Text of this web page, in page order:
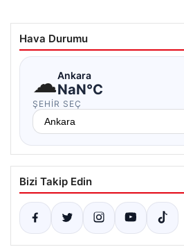
Hava Durumu
☁Ankara
NaN°C
ŞEHIR SEÇ
Bizi Takip Edin